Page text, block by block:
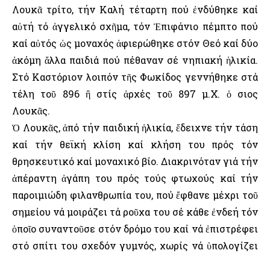
Λουκᾶ τρίτο, τήν Καλή τέταρτη πού ἐνδύθηκε καί
αὐτή τό ἀγγελικό σχῆμα, τόν Ἐπιφάνιο πέμπτο πού
καί αὐτός ὡς μοναχός ἀφιερώθηκε στόν Θεό καί δύο
ἀκόμη ἄλλα παιδιά πού πέθαναν σέ νηπιακή ἡλικία.
Στό Καστόριον λοιπόν τῆς Φωκίδος γεννήθηκε στά
τέλη τοῦ 896 ἢ στίς ἀρχές τοῦ 897 μ.Χ. ὁ Ὅσιος
Λουκᾶς.
Ὁ Λουκᾶς, ἀπό τήν παιδική ἡλικία, ἔδειχνε τήν τάση
καί τήν θεϊκή κλίση καί κλήση του πρός τόν
θρησκευτικό καί μοναχικό βίο. Διακρινόταν γιά τήν
ἀπέραντη ἀγάπη του πρός τούς φτωχούς καί τήν
παροιμιώδη φιλανθρωπία του, πού ἔφθανε μέχρι τοῦ
σημείου νά μοιράζει τά ροῦχα του σέ κάθε ἐνδεή τόν
ὁποῖο συναντοῦσε στόν δρόμο του καί νά ἐπιστρέφει
στό σπίτι του σχεδόν γυμνός, χωρίς νά ὑπολογίζει